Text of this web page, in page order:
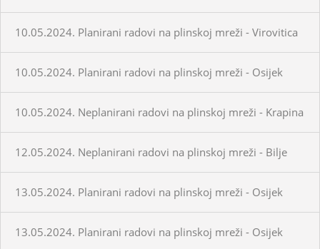
10.05.2024. Planirani radovi na plinskoj mreži - Virovitica
10.05.2024. Planirani radovi na plinskoj mreži - Osijek
10.05.2024. Neplanirani radovi na plinskoj mreži - Krapina
12.05.2024. Neplanirani radovi na plinskoj mreži - Bilje
13.05.2024. Planirani radovi na plinskoj mreži - Osijek
13.05.2024. Planirani radovi na plinskoj mreži - Osijek